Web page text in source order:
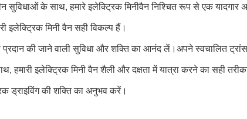
सुविधाओं के साथ, हमारे इलेक्ट्रिक मिनीवैन निश्चित रूप से एक यादगार
इलेक्ट्रिक मिनी वैन सही विकल्प हैं।
की जाने वाली सुविधा और शक्ति का आनंद लें।अपने स्वचालित
इलेक्ट्रिक मिनी वैन शैली और दक्षता में यात्रा करने का सही
ड्राइविंग की शक्ति का अनुभव करें।